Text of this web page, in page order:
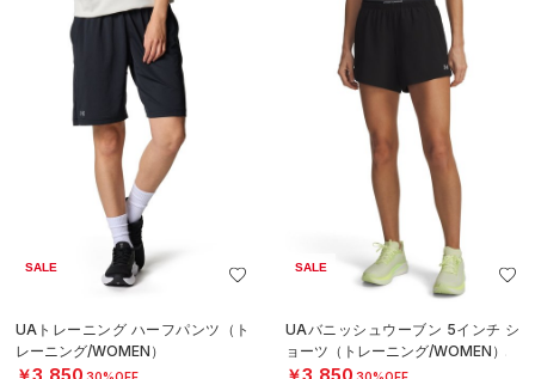
SALE
UAトレーニング ハーフパンツ（ト
レーニング/WOMEN）
￥3,850
SALE
UAバニッシュウーブン 5インチ シ
ョーツ（トレーニング/WOMEN）
￥3,850